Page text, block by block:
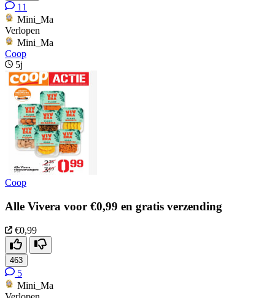
11
Mini_Ma
Verlopen
Mini_Ma
Coop
5j
Coop
Alle Vivera voor €0,99 en gratis verzending
€0,99
463
5
Mini_Ma